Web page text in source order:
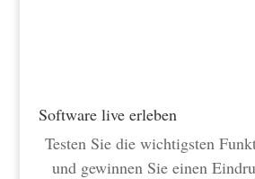
Software live erleben
Testen Sie die wichtigsten
und gewinnen Sie einen